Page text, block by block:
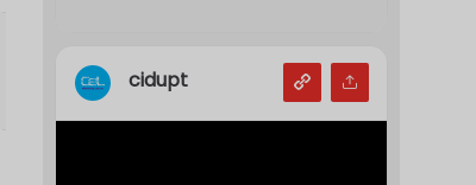
cidupt